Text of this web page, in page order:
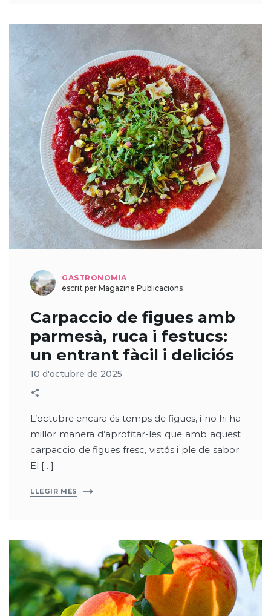
GASTRONOMIA
escrit per Magazine Publicacions
Carpaccio de figues amb
parmesà, ruca i festucs:
un entrant fàcil i deliciós
10 d'octubre de 2025
L’octubre encara és temps de figues, i no hi ha
millor manera d’aprofitar-les que amb aquest
carpaccio de figues fresc, vistós i ple de sabor.
El […]
LLEGIR MÉS